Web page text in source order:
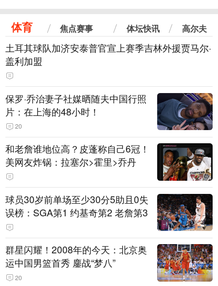
体育 焦点赛事 体坛快讯 高尔夫
土耳其球队加济安泰普官宣上赛季吉林外援贾马尔·
盖利加盟
保罗·乔治妻子社媒晒随夫中国行照
片：在上海的48小时！
20
和老詹谁地位高？皮蓬称自己6冠！
美网友炸锅：拉塞尔>霍里>乔丹
球员30岁前单场至少30分5助且0失
误榜：SGA第1 约基奇第2 老詹第3
群星闪耀！2008年的今天：北京奥
运中国男篮首秀 鏖战“梦八”
20